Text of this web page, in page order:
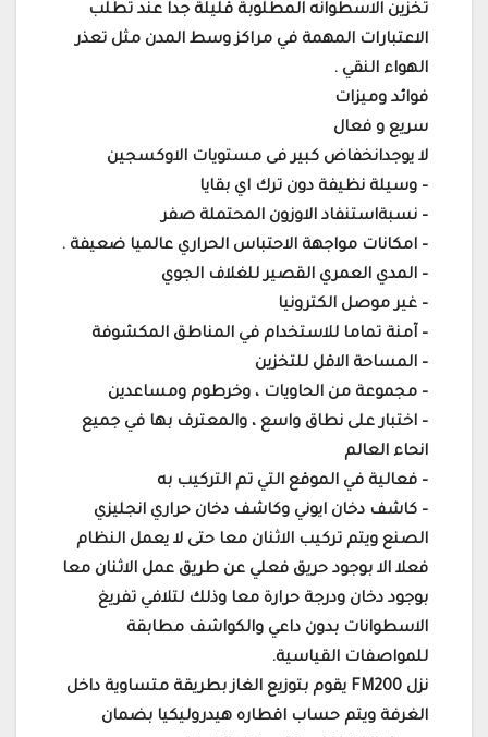
تخزين الاسطوانه المطلوبة قليلة جدا عند تطلب
الاعتبارات المهمة في مراكز وسط المدن مثل تعذر
الهواء النقي .
فوائد وميزات
سريع و فعال
لا يوجدانخفاض كبير فى مستويات الاوكسجين
– وسيلة نظيفة دون ترك اي بقايا
– نسبةاستنفاد الاوزون المحتملة صفر
– امكانات مواجهة الاحتباس الحراري عالميا ضعيفة .
– المدي العمري القصير للغلاف الجوي
– غير موصل الكترونيا
– آمنة تماما للاستخدام في المناطق المكشوفة
– المساحة الاقل للتخزين
– مجموعة من الحاويات ، وخرطوم ومساعدين
– اختبار على نطاق واسع ، والمعترف بها في جميع
انحاء العالم
– فعالية في الموقع التي تم التركيب به
– كاشف دخان ايوني وكاشف دخان حراري انجليزي
الصنع ويتم تركيب الاثنان معا حتى لا يعمل النظام
فعلا الا بوجود حريق فعلي عن طريق عمل الاثنان معا
بوجود دخان ودرجة حرارة معا وذلك لتلافي تفريغ
الاسطوانات بدون داعي والكواشف مطابقة
للمواصفات القياسية.
نزل FM200 يقوم بتوزيع الغاز بطريقة متساوية داخل
الغرفة ويتم حساب اقطاره هيدروليكيا بضمان